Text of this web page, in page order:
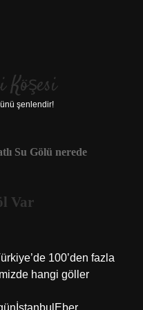
Köşesi
şenlendir!
Su Gölü nerede
Var
100’den fazla
hangi göller